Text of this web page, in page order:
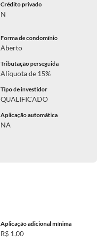
Crédito privado
N
Forma de condomínio
Aberto
Tributação perseguida
Alíquota de 15%
Tipo de investidor
QUALIFICADO
Aplicação automática
NA
Aplicação adicional mínima
R$ 1,00